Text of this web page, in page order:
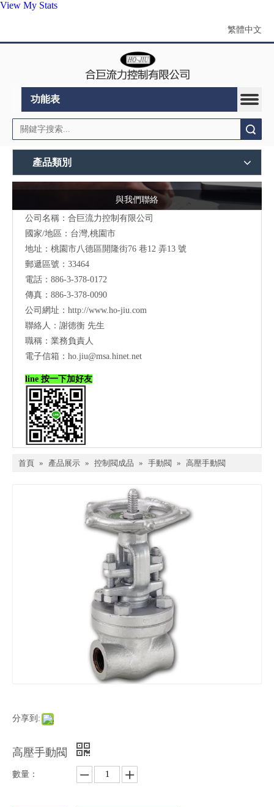
View My Stats
繁體中文
功能表
產品類別
與我們聯絡
公司名稱：合巨流力控制有限公司
國家/地區：台灣,桃園市
地址：桃園市八德區開隆街76 巷12 弄13 號
郵遞區號：33464
電話：886-3-378-0172
傳真：886-3-378-0090
公司網址： http://www.ho-jiu.com
聯絡人：謝德衡 先生
職稱：業務負責人
電子信箱： ho.jiu@msa.hinet.net
line 按一下加好友
首頁 » 產品展示 » 控制閥成品 » 手動閥 » 高壓手動閥
分享到:
高壓手動閥
數量：